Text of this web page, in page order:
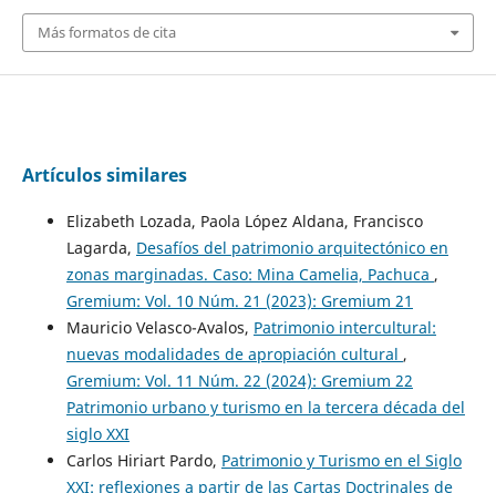
Más formatos de cita
Artículos similares
Elizabeth Lozada, Paola López Aldana, Francisco
Lagarda, Desafíos del patrimonio arquitectónico en
zonas marginadas. Caso: Mina Camelia, Pachuca ,
Gremium: Vol. 10 Núm. 21 (2023): Gremium 21
Mauricio Velasco-Avalos, Patrimonio intercultural:
nuevas modalidades de apropiación cultural ,
Gremium: Vol. 11 Núm. 22 (2024): Gremium 22
Patrimonio urbano y turismo en la tercera década del
siglo XXI
Carlos Hiriart Pardo, Patrimonio y Turismo en el Siglo
XXI: reflexiones a partir de las Cartas Doctrinales de